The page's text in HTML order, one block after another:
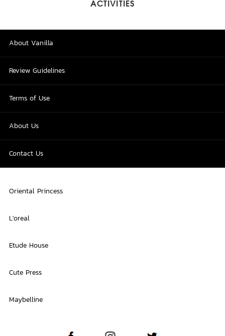
ACTIVITIES
About Vanilla
Review Guidelines
Terms of Use
About Us
Contact Us
Oriental Princess
L'oreal
Etude House
Cute Press
Maybelline